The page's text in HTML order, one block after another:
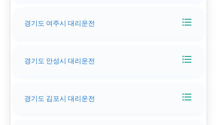
경기도 여주시 대리운전 format_list_bulleted
경기도 안성시 대리운전 format_list_bulleted
경기도 김포시 대리운전 format_list_bulleted